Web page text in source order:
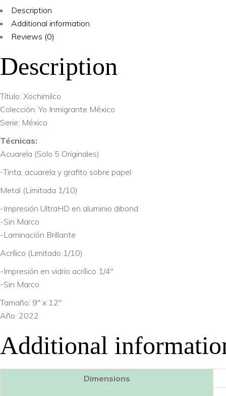
quantity
Description
Additional information
Reviews (0)
Description
Título: Xochimilco
Colección: Yo Inmigrante México
Serie: México
Técnicas:
Acuarela (Solo 5 Originales)
-Tinta, acuarela y grafito sobre papel
Metal (Limitada 1/10)
-Impresión UltraHD en aluminio dibond
-Sin Marco
-Laminación Brillante
Acrílico (Limitado 1/10)
-Impresión en vidrio acrílico 1/4″
-Sin Marco
Tamaño: 9″ x 12″
Año: 2022
Additional
Dimensions